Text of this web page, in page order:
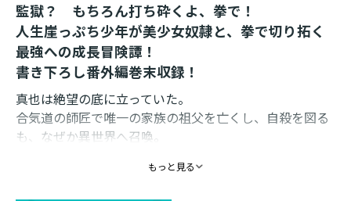
監獄？ もちろん打ち砕くよ、拳で！
人生崖っぷち少年が美少女奴隷と、拳で切り拓く
最強への成長冒険譚！
書き下ろし番外編巻末収録！
真也は絶望の底に立っていた。
合気道の師匠で唯一の家族の祖父を亡くし、自殺を図る
も、なぜか異世界へ召喚。
もっと見る